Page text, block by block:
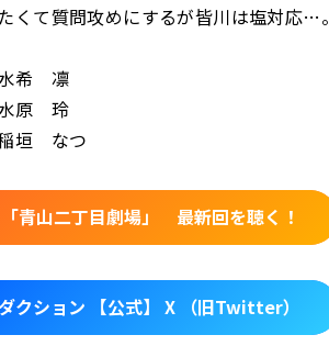
くて質問攻めにするが皆川は塩対応…。
希 凛
原 玲
なつ
山二丁目劇場」 最新回を聴く！
クション 【公式】 X （旧Twitter）